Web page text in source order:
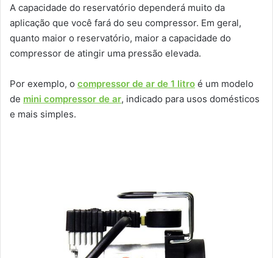
A capacidade do reservatório dependerá muito da
aplicação que você fará do seu compressor. Em geral,
quanto maior o reservatório, maior a capacidade do
compressor de atingir uma pressão elevada.
Por exemplo, o compressor de ar de 1 litro é um modelo
de mini compressor de ar, indicado para usos domésticos
e mais simples.